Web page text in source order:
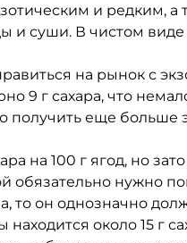
и редким, а
суши. В чистом виде
на рынок с
9 г сахара, что
получить еще больше
на 100 г ягод, но
обязательно нужно
то он однозначно
около 15 г